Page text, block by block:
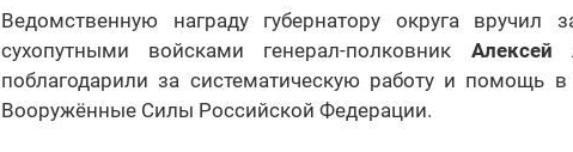
Ведомственную награду губернатору округа вручил
сухопутными войсками генерал-полковник Алексей
поблагодарили за систематическую работу и помощь
Вооружённые Силы Российской Федерации.